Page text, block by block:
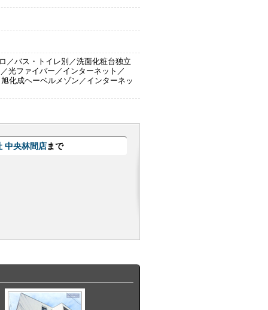
／バス・トイレ別／洗面化粧台独立
光ファイバー／インターネット／
化成ヘーベルメゾン／インターネッ
中央林間店まで